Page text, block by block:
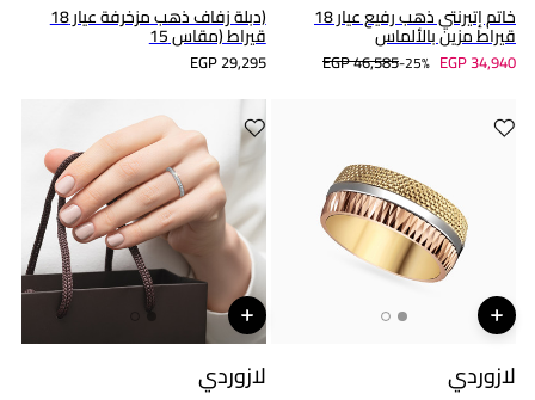
خاتم إتيرنتي ذهب رفيع عيار 18
قيراط مزين بالألماس
EGP 46,585 25%- EGP 34,940
(دبلة زفاف ذهب مزخرفة عيار 18
قيراط (مقاس 15
EGP 29,295
لازوردي لازوردي